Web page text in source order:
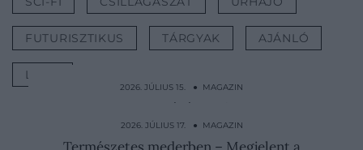
FUTURISZTIKUS TÁRGYAK AJÁNLÓ
LISTA
2026. JÚLIUS 15. ● MAGAZIN
Az Omorovicza világával bővül a The St.
Regis Budapest…
2026. JÚLIUS 17. ● MAGAZIN